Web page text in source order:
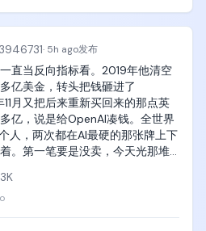
· 5h ago发布
直当反向指标看。2019年他清空
亿美金，转头把钱砸进了
月又把后来重新买回来的那点英
亿，说是给OpenAI凑钱。全世界
人，两次都在AI最硬的那张牌上下
。第一笔要是没卖，今天光那堆
赚的——这课他学了两遍，还在